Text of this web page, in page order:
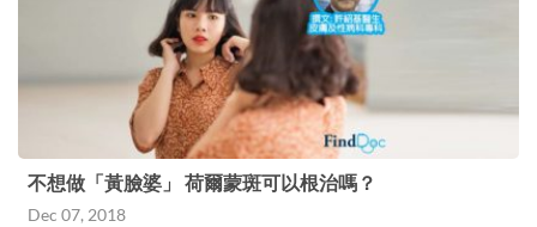
不想做「黃臉婆」 荷爾蒙斑可以根治嗎？
Dec 07, 2018